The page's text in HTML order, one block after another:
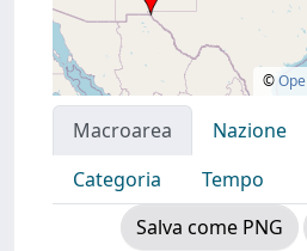
©
Macroarea Nazione
Categoria
Tempo
Salva come PNG